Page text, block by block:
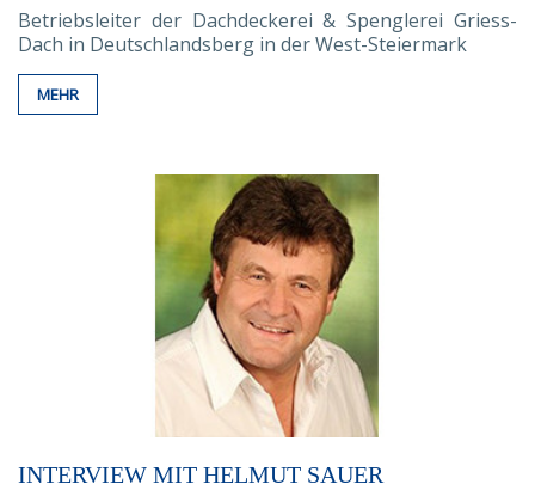
Betriebsleiter der Dachdeckerei & Spenglerei Griess-
Dach in Deutschlandsberg in der West-Steiermark
MEHR
INTERVIEW MIT HELMUT SAUER